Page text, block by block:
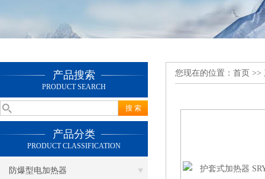
产品搜索
PRODUCT SEARCH
产品分类
PRODUCT CLASSIFICATION
防爆型电加热器
您现在的位置： 首页 >>